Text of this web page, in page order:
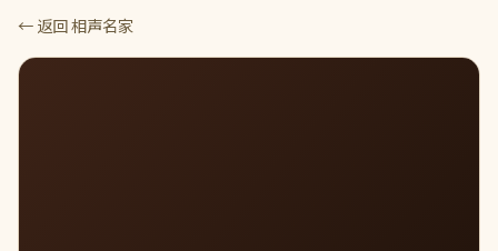
← 返回 相声名家